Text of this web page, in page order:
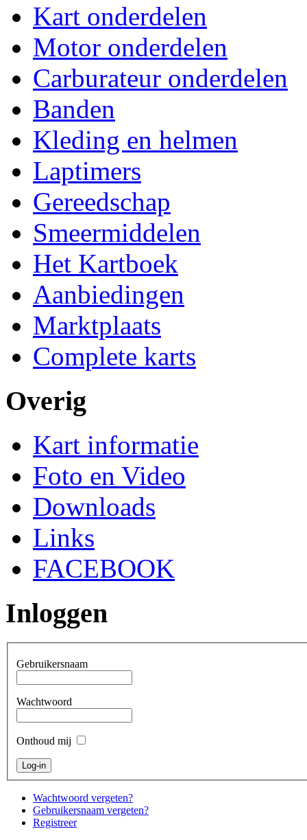
Kart onderdelen
Motor onderdelen
Carburateur onderdelen
Banden
Kleding en helmen
Laptimers
Gereedschap
Smeermiddelen
Het Kartboek
Aanbiedingen
Marktplaats
Complete karts
Overig
Kart informatie
Foto en Video
Downloads
Links
FACEBOOK
Inloggen
Gebruikersnaam
Wachtwoord
Onthoud mij
Wachtwoord vergeten?
Gebruikersnaam vergeten?
Registreer